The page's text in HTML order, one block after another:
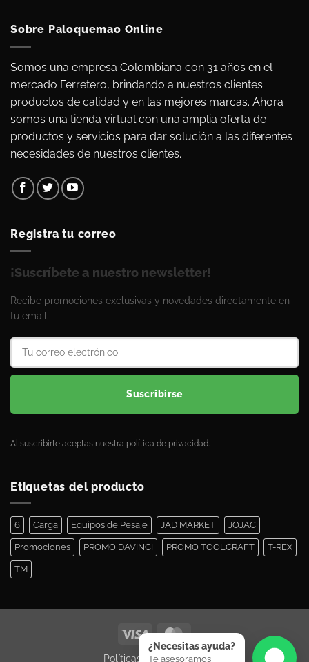
Sobre Paloquemao Online
Somos una empresa Colombiana con 31 años en el
mercado Ferretero, brindando a nuestros clientes
productos de calidad y en las mejores marcas. Ahora
somos una tienda virtual con una amplia oferta de
productos y servicios para dar solución a las diferentes
necesidades de nuestros clientes.
Registra tu correo
¡Suscríbete a nuestro newsletter!
Recibe promociones exclusivas y novedades directamente en
tu email.
Suscribirse
Al suscribirte aceptas nuestra política de privacidad.
Etiquetas del producto
6 Carga Equipos de Pesaje JAD MARKET JOJAC
Promociones PROMO DAVINCI PROMO TOOLCRAFT T-REX
TM
Políticas de Privacidad
¿Necesitas ayuda?
Te asesoramos